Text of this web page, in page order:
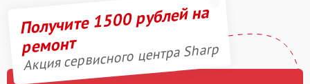
Получите 1500 рублей на
ремонт
Акция сервисного центра Sharp